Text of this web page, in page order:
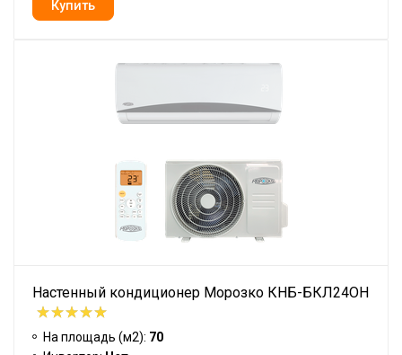
Настенный кондиционер Морозко КНБ-БКЛ24ОН
На площадь (м2): 70